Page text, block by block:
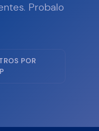
Probalo
POR